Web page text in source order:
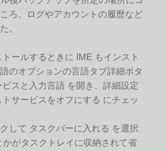
ろ、ログやアカウントの履歴など
。
ールするときに IME もインスト
のオプションの言語タブ詳細ボタ
スと入力言語 を開き、詳細設定
サービスをオフにする にチェッ
して タスクバーに入れる を選択
かがタスクトレイに収納されて省